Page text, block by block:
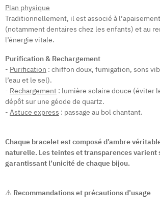
Plan physique
Traditionnellement, il est associé à
(notamment dentaires chez les enfants) et au
l’énergie vitale.
Purification & Rechargement
- Purification : chiffon doux, fumigation, sons
l’eau et le sel).
- Rechargement : lumière solaire douce (éviter
dépôt sur une géode de quartz.
- Astuce express : passage au bol chantant.
Chaque bracelet est composé d’ambre
naturelle. Les teintes et transparences varient
garantissant l’unicité de chaque bijou.
⚠️ Recommandations et précautions d’usage